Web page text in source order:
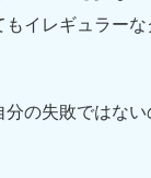
もイレギュラー
分の失敗ではな